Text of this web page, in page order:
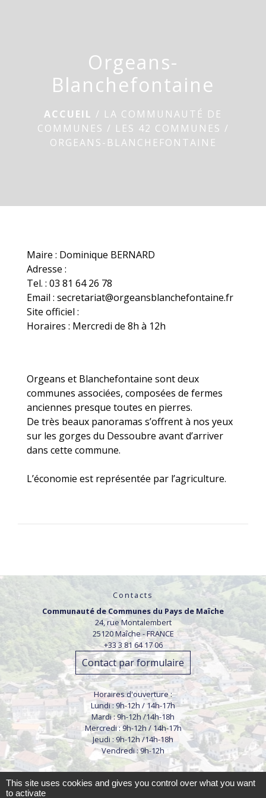
Orgeans-
Blanchefontaine
ACCUEIL / LA COMMUNAUTÉ DE
COMMUNES / LES 42 COMMUNES /
ORGEANS-BLANCHEFONTAINE
Maire : Dominique BERNARD
Adresse :
Tel. : 03 81 64 26 78
Email : secretariat@orgeansblanchefontaine.fr
Site officiel :
Horaires : Mercredi de 8h à 12h
Orgeans et Blanchefontaine sont deux
communes associées, composées de fermes
anciennes presque toutes en pierres.
De très beaux panoramas s’offrent à nos yeux
sur les gorges du Dessoubre avant d’arriver
dans cette commune.
L’économie est représentée par l’agriculture.
Contacts
Communauté de Communes du Pays de Maîche
24, rue Montalembert
25120 Maîche - FRANCE
+33 3 81 64 17 06
Contact par formulaire
Horaires d'ouverture :
Lundi : 9h-12h / 14h-17h
Mardi : 9h-12h /14h-18h
Mercredi : 9h-12h / 14h-17h
Jeudi : 9h-12h /14h-18h
Vendredi : 9h-12h
This site uses cookies and gives you control over what you want
to activate